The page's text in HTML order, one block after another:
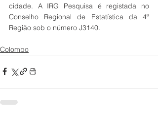
cidade. A IRG Pesquisa é registada no
Conselho Regional de Estatística da 4ª
Região sob o número J3140.
Colombo